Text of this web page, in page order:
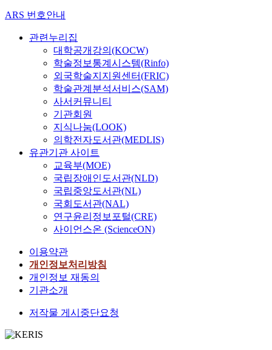
ARS 번호안내
관련누리집
대학공개강의(KOCW)
학술정보통계시스템(Rinfo)
외국학술지지원센터(FRIC)
학술관계분석서비스(SAM)
사서커뮤니티
기관회원
지식나눔(LOOK)
의학전자도서관(MEDLIS)
유관기관 사이트
교육부(MOE)
국립장애인도서관(NLD)
국립중앙도서관(NL)
국회도서관(NAL)
연구윤리정보포털(CRE)
사이언스온 (ScienceON)
이용약관
개인정보처리방침
개인정보 재동의
기관소개
저작물 게시중단요청